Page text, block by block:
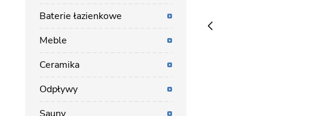
Baterie łazienkowe
Meble
Ceramika
Odpływy